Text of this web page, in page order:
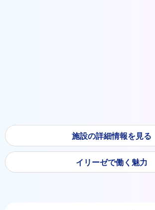
施設の詳細情報を見る
イリーゼで働く魅力